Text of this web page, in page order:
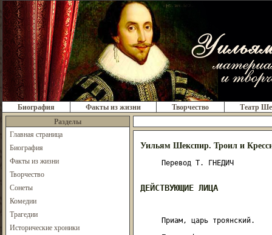
Биография Факты из жизни Творчество
Театр
Разделы
Главная страница
Биография
Факты из жизни
Творчество
Сонеты
Комедии
Трагедии
Исторические хроники
Уильям Шекспир. Троил и
     Перевод Т. ГНЕДИЧ
ДЕЙСТВУЮЩИЕ ЛИЦА
     Приам, царь троянский.